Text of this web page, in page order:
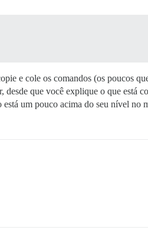
e cole os comandos (os poucos
desde que você explique o que está
um pouco acima do seu nível no